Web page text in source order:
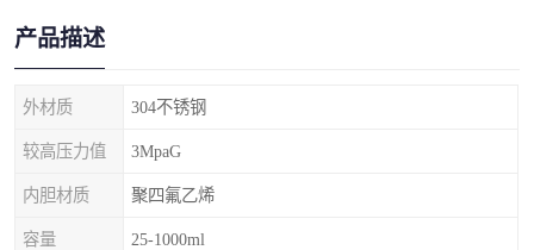
产品描述
外材质 304不锈钢
较高压力值 3MpaG
内胆材质 聚四氟乙烯
容量 25-1000ml